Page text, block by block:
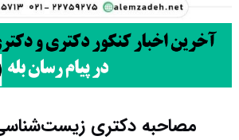
مصاحبه دکتری